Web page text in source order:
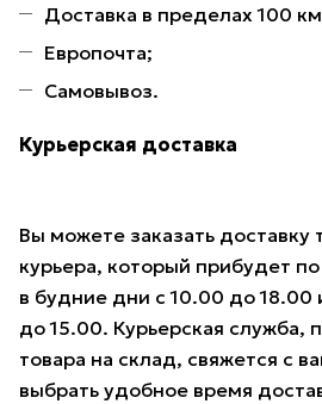
Доставка в пределах 100
Европочта;
Самовывоз.
Курьерская доставка
Вы можете заказать
курьера, который прибудет
в будние дни с 10.00 до 18.00
до 15.00. Курьерская служба,
товара на склад, свяжется с
выбрать удобное время